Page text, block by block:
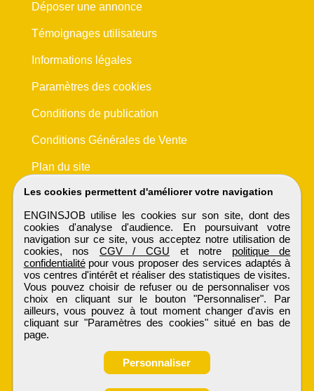
Les cookies permettent d'améliorer votre navigation
ENGINSJOB utilise les cookies sur son site, dont des
cookies d'analyse d'audience. En poursuivant votre
navigation sur ce site, vous acceptez notre utilisation de
cookies, nos CGV / CGU et notre politique de
confidentialitépour vous proposer des services adaptés à
vos centres d'intérêt et réaliser des statistiques de visites.
Vous pouvez choisir de refuser ou de personnaliser vos
choix en cliquant sur le bouton "Personnaliser". Par
ailleurs, vous pouvez à tout moment changer d'avis en
cliquant sur "Paramètres des cookies" situé en bas de
page.
Personnaliser
Déposer une annonce
Témoignages utilisateurs
Informations légales
Paramètres des cookies
Conditions de publication
Conditions Générales de Vente
Plan du site